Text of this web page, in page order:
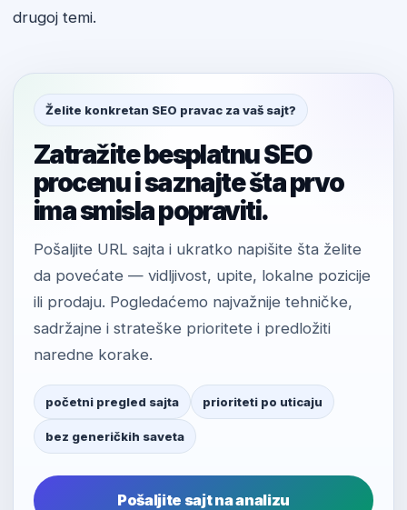
drugoj temi.
Želite konkretan SEO pravac za vaš sajt?
Zatražite besplatnu SEO
procenu i saznajte šta prvo
ima smisla popraviti.
Pošaljite URL sajta i ukratko napišite šta želite
da povećate — vidljivost, upite, lokalne pozicije
ili prodaju. Pogledaćemo najvažnije tehničke,
sadržajne i strateške prioritete i predložiti
naredne korake.
početni pregled sajta prioriteti po uticaju
bez generičkih saveta
Pošaljite sajt na analizu